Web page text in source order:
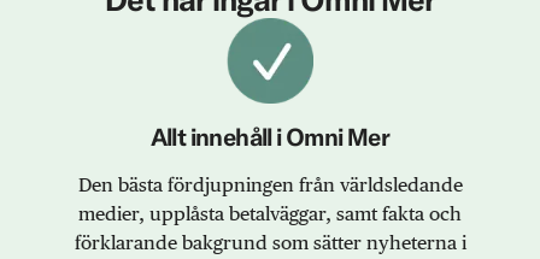
Allt innehåll i Omni Mer
Den bästa fördjupningen från världsledande
medier, upplåsta betalväggar, samt fakta och
förklarande bakgrund som sätter nyheterna i